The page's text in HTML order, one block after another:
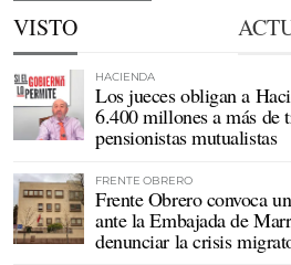
VISTO
HACIENDA
Los jueces obligan a
6.400 millones a más de
pensionistas mutualistas
FRENTE OBRERO
Frente Obrero convoca
ante la Embajada de
denunciar la crisis